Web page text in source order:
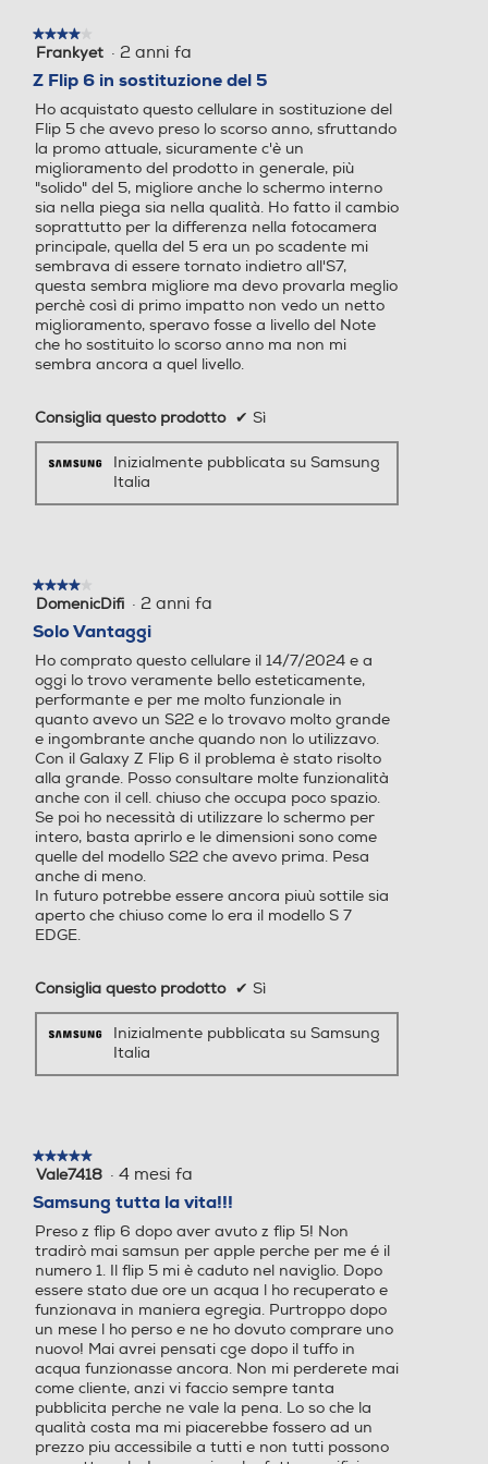
GPS
Alimentazione
Tipo di batteria
4000 mAh Ricarica Ultra-Rapida (25W)
Tastiera
Tastiera touchscreen
Dotazioni - Personalizzazioni
Tipologia secondo display
Dimensioni - Peso
Altezza-mm
165,1
Larghezza-mm
71,9
Profondità-mm
6,9
Peso-gr
Informazioni sulla sicurezza del prodotto
FlexCam. Esalta il tuo
lato migliore
FlexCam utilizza lo Zoom Automatico per regolare l'inquadratura e
riprendere tutti i soggetti. Fornisce anche un’anteprima da FlexWindow,
per selfie a mani libere.
*Lo Zoom Automatico è disponibile in Modalità Flex utilizzando la fotocamera
in condizioni di scarsa luminosità. Può non funzionare se il dispositivo è in
movimento o se il soggetto è troppo vicino.
50MP. Nuova
fotocamera. Ritratti
mozzafiato
I ritratti notturni brillano di nuova luce —and even in dimly lit areas.
Scatta foto straordinarie durante il giorno e continua anche di notte,
persino in aree scarsamente illuminate. Usa Nightography per
assicurarti che ogni foto risplenda in tutti i dettagli, grazie a ProVisual
638x4000 (9:22 12 MP) Re
gistrazione Video: 2160x38
40 (UHD 60fps), 2160x384
0 (UHD 30fps), 1080x1920
(FHD 60fps), 1080x1920 (
FHD 30fps), 720x1280 (HD
30fps), 1440x1440 (1:1), 10
80x2640 (9:22)
P); 3000x4000 (3:4 12 MP)
, 2252x4000 (9:16 12 MP),
2992x2992 (1:1 12 MP), 16
38x4000 (Full 12 MP) Regi
strazione Video: 4320x768
0(8K 30fps), 2160x3840 (
UHD 60fps), 2160x3840 (
UHD 30fps), 1080x1920 (F
HD 60fps), 1080x1920 (FH
D 30fps), 720x1280 (HD 3
0fps), 1440x1440 (1:1), 712x
Zoom digitale 10x
Presenza autofocus Presenza autofocus
Flash incorporato
Fotocamera frontale Fotocamera frontale
Megapixel fotocamera fron
tale
10
Megapixel fotocamera fron
tale
Capacità di memoria-GB Capacità di memoria-GB
Capacità RAM - MB Capacità RAM - MB
Tecnologia NFC
Porta USB Porta USB
Altre connessioni
USB Type-C 3.2 Gen1 / US
Altre connessioni
USB Type-C 3.2 Gen.1 / US
★★★★★
★★★★★
4
5
stelle.
Frankyet · 2 anni fa
Z Flip 6 in sostituzione del 5
Ho acquistato questo cellulare in sostituzione del
Flip 5 che avevo preso lo scorso anno, sfruttando
la promo attuale, sicuramente c'è un
miglioramento del prodotto in generale, più
"solido" del 5, migliore anche lo schermo interno
sia nella piega sia nella qualità. Ho fatto il cambio
soprattutto per la differenza nella fotocamera
principale, quella del 5 era un po scadente mi
sembrava di essere tornato indietro all'S7,
questa sembra migliore ma devo provarla meglio
perchè così di primo impatto non vedo un netto
miglioramento, speravo fosse a livello del Note
che ho sostituito lo scorso anno ma non mi
sembra ancora a quel livello.
Consiglia questo prodotto ✔ Sì
Inizialmente pubblicata su Samsung
Italia
★★★★★
★★★★★
4
5
stelle.
DomenicDifi · 2 anni fa
Solo Vantaggi
Ho comprato questo cellulare il 14/7/2024 e a
oggi lo trovo veramente bello esteticamente,
performante e per me molto funzionale in
quanto avevo un S22 e lo trovavo molto grande
e ingombrante anche quando non lo utilizzavo.
Con il Galaxy Z Flip 6 il problema è stato risolto
alla grande. Posso consultare molte funzionalità
anche con il cell. chiuso che occupa poco spazio.
Se poi ho necessità di utilizzare lo schermo per
intero, basta aprirlo e le dimensioni sono come
quelle del modello S22 che avevo prima. Pesa
anche di meno.
In futuro potrebbe essere ancora piuù sottile sia
aperto che chiuso come lo era il modello S 7
EDGE.
Consiglia questo prodotto ✔ Sì
Inizialmente pubblicata su Samsung
Italia
★★★★★
★★★★★
5
5
stelle.
Vale7418 · 4 mesi fa
Samsung tutta la vita!!!
Preso z flip 6 dopo aver avuto z flip 5! Non
tradirò mai samsun per apple perche per me é il
numero 1. Il flip 5 mi è caduto nel naviglio. Dopo
essere stato due ore un acqua l ho recuperato e
funzionava in maniera egregia. Purtroppo dopo
un mese l ho perso e ne ho dovuto comprare uno
nuovo! Mai avrei pensati cge dopo il tuffo in
acqua funzionasse ancora. Non mi perderete mai
come cliente, anzi vi faccio sempre tanta
pubblicita perche ne vale la pena. Lo so che la
qualità costa ma mi piacerebbe fossero ad un
prezzo piu accessibile a tutti e non tutti possono